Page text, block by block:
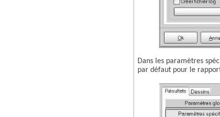
Dans les paramètres
par défaut pour le